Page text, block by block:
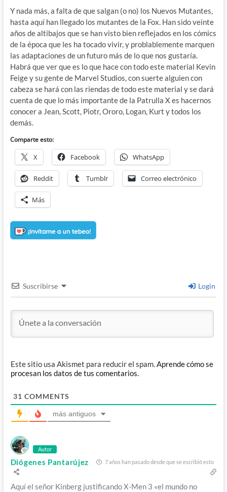
Y nada más, a falta de que salgan (o no) los Nuevos Mutantes,
hasta aquí han llegado los mutantes de la Fox. Han sido veinte
años de altibajos que se han visto bien reflejados en los cómics
de la época que les ha tocado vivir, y problablemente marquen
las adaptaciones de un futuro más de lo que nos gustaría.
Habrá que ver que es lo que hace con todo este material Kevin
Feige y su gente de Marvel Studios, con suerte alguien con
cabeza se hará con las riendas de todo este material y se dará
cuenta de que lo más importante de la Patrulla X es hacernos
conocer a Jean, Scott, Piotr, Ororo, Logan, Kurt y todos los
demás.
Comparte esto:
X Facebook WhatsApp
Reddit Tumblr Correo electrónico
Más
Suscribirse Login
Este sitio usa Akismet para reducir el spam.Aprende cómo se
procesan los datos de tus comentarios.
31 COMMENTS
más antiguos
Autor
Diógenes Pantarújez 7 años han pasado desde que se escribió esto
Aquí el señor Kinberg justificando X-Men 3 «el mundo no